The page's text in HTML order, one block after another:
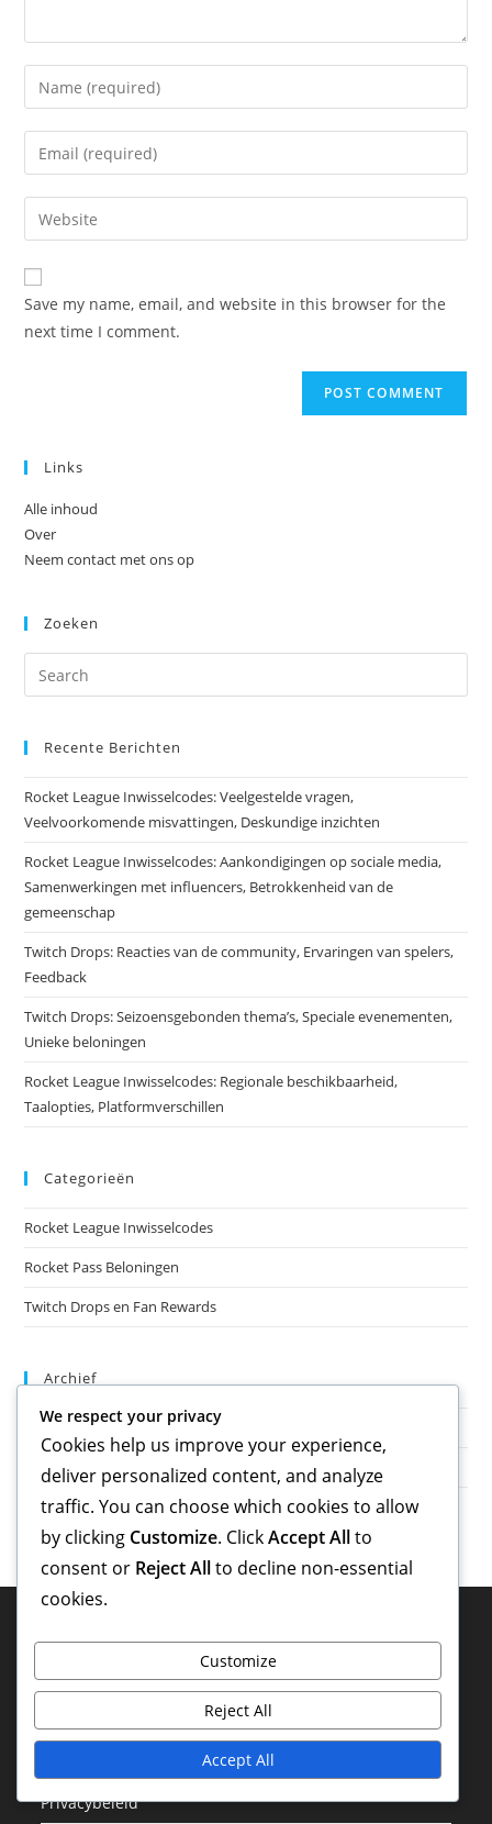
Enter
your
name
comment
Enter
your
email
address
comment
Enter
your
website
URL
(optional)
Save my name, email, and website in this browser for the
next time I comment.
Links
Alle inhoud
Over
Neem contact met ons op
Zoeken
Recente Berichten
Rocket League Inwisselcodes: Veelgestelde vragen,
Veelvoorkomende misvattingen, Deskundige inzichten
Rocket League Inwisselcodes: Aankondigingen op sociale media,
Samenwerkingen met influencers, Betrokkenheid van de
gemeenschap
Twitch Drops: Reacties van de community, Ervaringen van spelers,
Feedback
Twitch Drops: Seizoensgebonden thema’s, Speciale evenementen,
Unieke beloningen
Rocket League Inwisselcodes: Regionale beschikbaarheid,
Taalopties, Platformverschillen
Categorieën
Rocket League Inwisselcodes
Rocket Pass Beloningen
Twitch Drops en Fan Rewards
Archief
March 2026
February 2026
Cookies en tracking
Algemene voorwaarden
Privacybeleid
We respect your privacy
Cookies help us improve your experience,
deliver personalized content, and analyze
traffic. You can choose which cookies to allow
by clicking Customize. ClickAccept Allto
consent or Reject Allto decline non-essential
cookies.
Customize
Reject All
Accept All